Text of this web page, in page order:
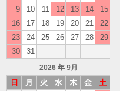
9
10 11 12 13 14
15
16
17 18 19 20 21
22
23
24 25 26 27 28
29
30
31
2026 年 9月
日 月 火 水 木 金
土